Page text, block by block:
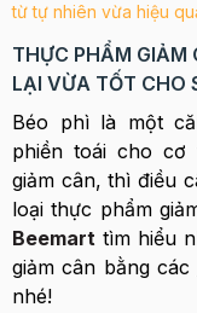
từ tự nhiên vừa hiệu
THỰC PHẨM GIẢM
LẠI VỪA TỐT CHO
Béo phì là một
phiền toái cho cơ
giảm cân, thì điều
loại thực phẩm
Beemart tìm hiểu
giảm cân bằng các
nhé!